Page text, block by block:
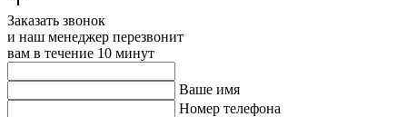
Заказать звонок
и наш менеджер перезвонит
вам в течение 10 минут
Ваше имя
Номер телефона